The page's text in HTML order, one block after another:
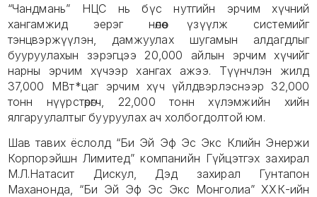
“Чандмань” НЦС нь бүс нутгийн эрчим хүчний
хангамжид эерэг нөлөө үзүүлж системийг
тэнцвэржүүлэн, дамжуулах шугамын алдагдлыг
бууруулахын зэрэгцээ 20,000 айлын эрчим хүчийг
нарны эрчим хүчээр хангах ажээ. Түүнчлэн жилд
37,000 МВт*цаг эрчим хүч үйлдвэрлэснээр 32,000
тонн нүүрстөрөгч, 22,000 тонн хүлэмжийн хийн
ялгаруулалтыг бууруулах ач холбогдолтой юм.
Шав тавих ёслолд “Би Эй Эф Эс Экс Клийн Энержи
Корпорэйшн Лимитед” компанийн Гүйцэтгэх захирал
М.Л.Натасит Дискул, Дэд захирал Гунтапон
Маханонда, “Би Эй Эф Эс Экс Монголиа” ХХК-ийн